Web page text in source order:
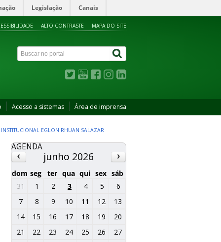
Legislação Canais
ALTO CONTRASTE MAPA DO SITE
Acesso a sistemas Área de imprensa
EGLON RHUAN SALAZAR
AGENDA
junho 2026
dom seg ter qua qui sex sáb
31
1 2 3 4 5
6
7
8 9 10 11 12
13
14
15 16 17 18 19
20
21
22 23 24 25 26
27